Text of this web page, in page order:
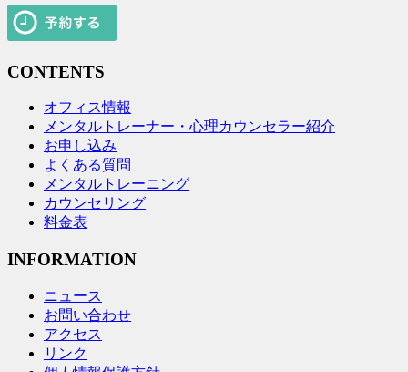
CONTENTS
オフィス情報
メンタルトレーナー・心理カウンセラー紹介
お申し込み
よくある質問
メンタルトレーニング
カウンセリング
料金表
INFORMATION
ニュース
お問い合わせ
アクセス
リンク